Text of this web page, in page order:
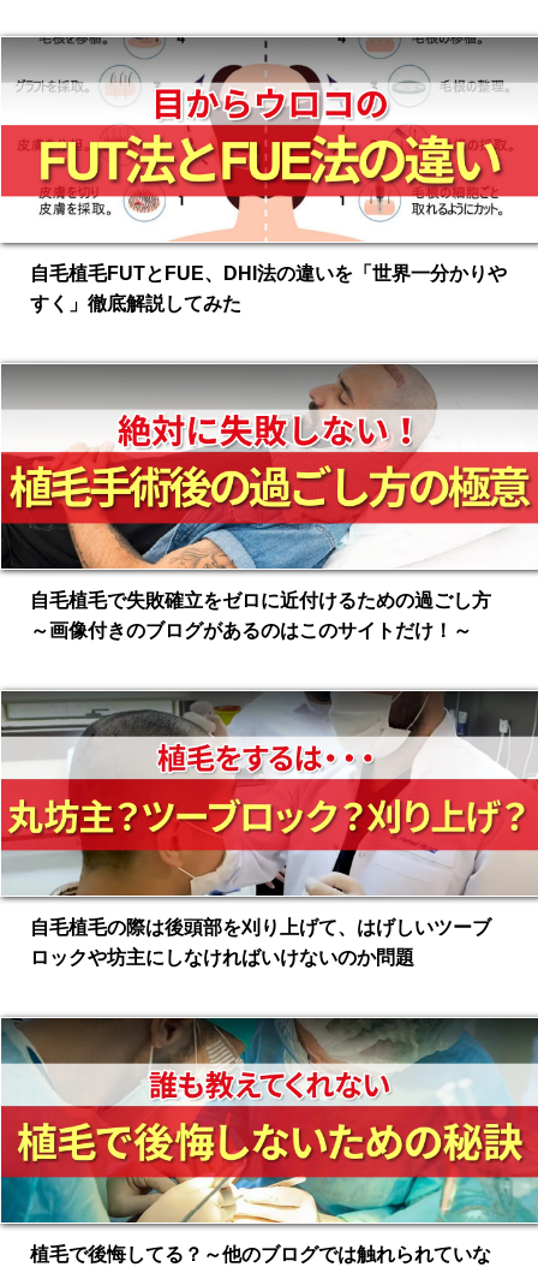
自毛植毛FUTとFUE、DHI法の違いを「世界一分かりや
すく」徹底解説してみた
自毛植毛で失敗確立をゼロに近付けるための過ごし方
～画像付きのブログがあるのはこのサイトだけ！～
自毛植毛の際は後頭部を刈り上げて、はげしいツーブ
ロックや坊主にしなければいけないのか問題
植毛で後悔してる？～他のブログでは触れられていな